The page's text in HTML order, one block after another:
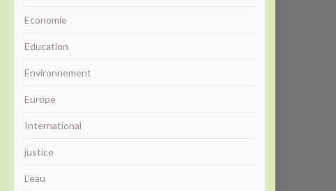
Economie
Education
Environnement
Europe
International
justice
L'eau